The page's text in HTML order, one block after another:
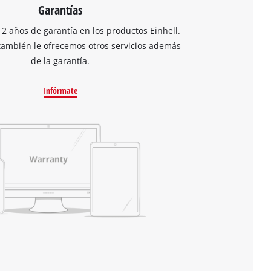
Garantías
años de garantía en los productos Einhell.
le ofrecemos otros servicios además
de la garantía.
Infórmate